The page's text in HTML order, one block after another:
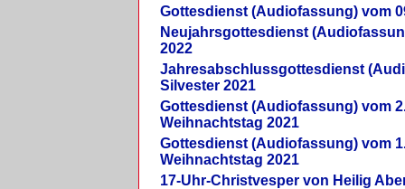
Gottesdienst (Audiofassung) vom
Neujahrsgottesdienst
2022
Jahresabschlussgottesdienst
Silvester 2021
Gottesdienst (Audiofassung) vom
Weihnachtstag 2021
Gottesdienst (Audiofassung) vom
Weihnachtstag 2021
17-Uhr-Christvesper von Heilig